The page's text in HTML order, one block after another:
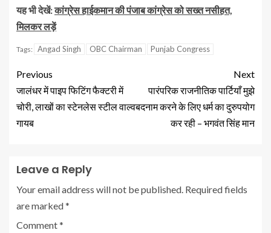
यह भी देखें:कांग्रेस हाईकमान की पंजाब कांग्रेस को सख्त नसीहत,
मिलकर लड़ें
Tags: Angad Singh OBC Chairman Punjab Congress
Previous
जालंधर में पाइप फिटिंग फैक्टरी में
चोरी, लाखों का स्टेनलेस स्टील वाल्व
गायब
Next
पारंपरिक राजनीतिक पार्टियाँ मुझे
बदनाम करने के लिए धर्म का दुरुपयोग
कर रही – भगवंत सिंह मान
Leave a Reply
Your email address will not be published. Required fields
are marked*
Comment*